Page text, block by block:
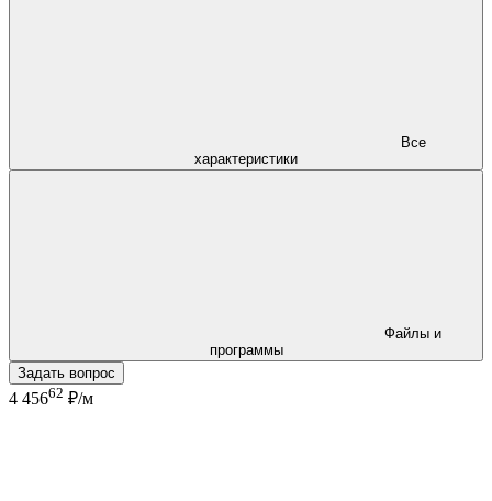
характеристики
программы
Задать вопрос
4 45662 ₽/м